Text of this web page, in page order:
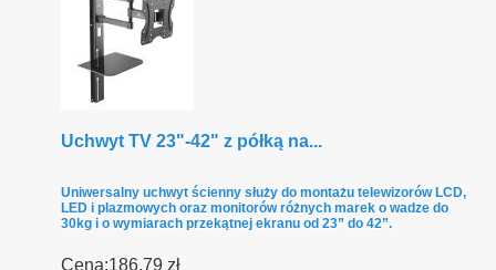
Uchwyt TV 23"-42" z półką na...
Uniwersalny uchwyt ścienny służy do montażu telewizorów LCD,
LED i plazmowych oraz monitorów różnych marek o wadze do
30kg i o wymiarach przekątnej ekranu od 23” do 42”.
Cena:186,79 zł